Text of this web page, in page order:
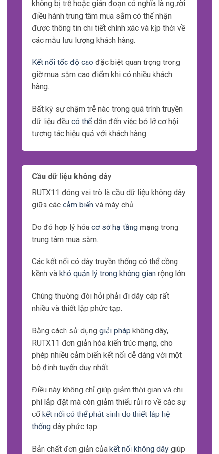
không bị trễ hoặc gián đoạn có nghĩa là người
điều hành trung tâm mua sắm có thể nhận
được thông tin chi tiết chính xác và kịp thời về
các mẫu lưu lượng khách hàng.
Kết nối tốc độ cao đặc biệt quan trọng trong
giờ mua sắm cao điểm khi có nhiều khách
hàng.
Bất kỳ sự chậm trễ nào trong quá trình truyền
dữ liệu đều có thểdẫn đến việc bỏ lỡ cơ hội
tương tác hiệu quả với khách hàng.
Cầu dữ liệu không dây
RUTX11 đóng vai trò là cầu dữ liệu không dây
giữa các cảm biến và máy chủ.
Do đó hợp lý hóa cơ sở hạ tầng mạng trong
trung tâm mua sắm.
Các kết nối có dây truyền thống có thể cồng
kềnh và khó quản lý trong không gian rộng lớn.
Chúng thường đòi hỏi phải đi dây cáp rất
nhiều và thiết lập phức tạp.
Bằng cách sử dụng giải pháp không dây,
RUTX11 đơn giản hóa kiến trúc mạng, cho
phép nhiều cảm biến kết nối dễ dàng với một
bộ định tuyến duy nhất.
Điều này không chỉ giúp giảm thời gian và chi
phí lắp đặt mà còn giảm thiểu rủi ro về các sự
cố kết nối có thể phát sinh do thiết lập hệ
thống dây phức tạp.
Bản chất đơn giản của kết nối không dây giúp